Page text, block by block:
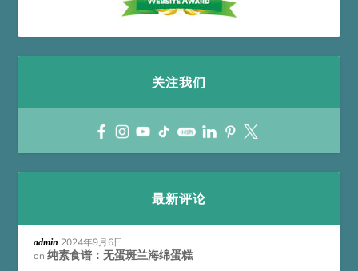
关注我们
最新评论
admin 2024年9月6日
on纯素食谱：无蛋斑兰海绵蛋糕